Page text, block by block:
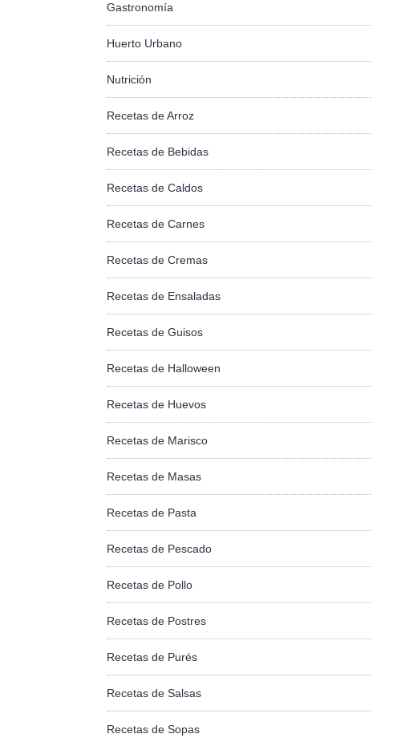
Gastronomía
Huerto Urbano
Nutrición
Recetas de Arroz
Recetas de Bebidas
Recetas de Caldos
Recetas de Carnes
Recetas de Cremas
Recetas de Ensaladas
Recetas de Guisos
Recetas de Halloween
Recetas de Huevos
Recetas de Marisco
Recetas de Masas
Recetas de Pasta
Recetas de Pescado
Recetas de Pollo
Recetas de Postres
Recetas de Purés
Recetas de Salsas
Recetas de Sopas